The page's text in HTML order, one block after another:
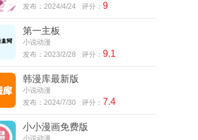
发布：2024/4/24
评分： 9
第一主板
小说动漫
发布：2023/2/28
评分： 9.1
韩漫库最新版
小说动漫
发布：2024/7/30
评分： 7.4
小小漫画免费版
小说动漫